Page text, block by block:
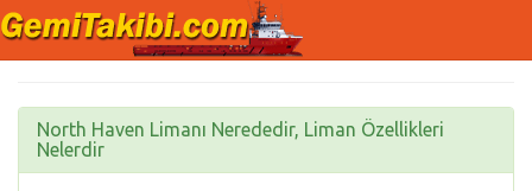
North Haven Limanı Nerededir, Liman Özellikleri
Nelerdir